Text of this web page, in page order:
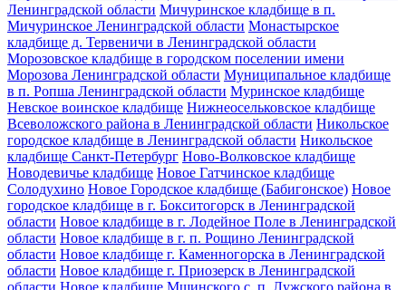
Ленинградской области Мичуринское кладбище в п.
Мичуринское Ленинградской области Монастырское
кладбище д. Тервеничи в Ленинградской области
Морозовское кладбище в городском поселении имени
Морозова Ленинградской области Муниципальное кладбище
в п. Ропша Ленинградской области Муринское кладбище
Невское воинское кладбище Нижнеосельковское кладбище
Всеволожского района в Ленинградской области Никольское
городское кладбище в Ленинградской области Никольское
кладбище Санкт-Петербург Ново-Волковское кладбище
Новодевичье кладбище Новое Гатчинское кладбище
Солодухино Новое Городское кладбище (Бабигонское) Новое
городское кладбище в г. Бокситогорск в Ленинградской
области Новое кладбище в г. Лодейное Поле в Ленинградской
области Новое кладбище в г. п. Рощино Ленинградской
области Новое кладбище г. Каменногорска в Ленинградской
области Новое кладбище г. Приозерск в Ленинградской
области Новое кладбище Мшинского с. п. Лужского района в